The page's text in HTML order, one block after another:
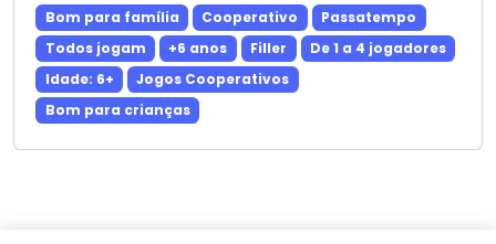
Bom para família
Cooperativo
Passatempo
Todos jogam
+6 anos Filler
De 1 a 4 jogadores
Idade: 6+
Jogos Cooperativos
Bom para crianças